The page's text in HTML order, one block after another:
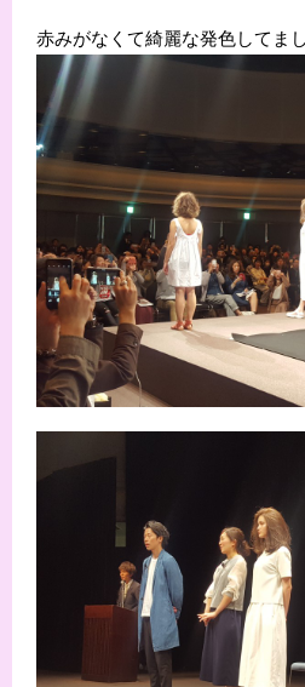
赤みがなくて綺麗な発色してま